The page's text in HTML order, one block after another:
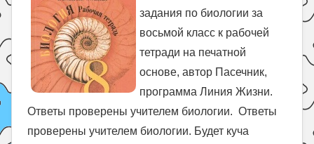
задания по биологии за
восьмой класс к рабочей
тетради на печатной
основе, автор Пасечник,
программа Линия Жизни.
Ответы проверены учителем биологии. Ответы
проверены учителем биологии. Будет куча